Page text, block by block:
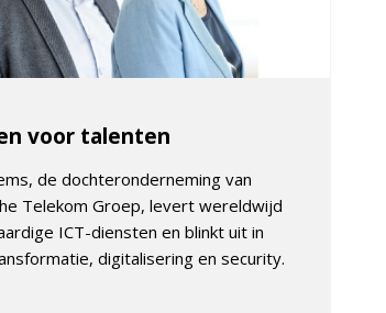
voor talenten
de dochteronderneming van
Telekom Groep, levert wereldwijd
ICT-diensten en blinkt uit in
digitalisering en security.